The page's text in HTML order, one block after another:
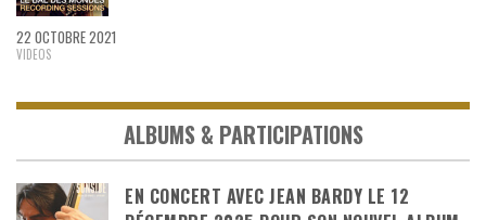
22 OCTOBRE 2021
VIDEOS
ALBUMS & PARTICIPATIONS
EN CONCERT AVEC JEAN BARDY LE 12